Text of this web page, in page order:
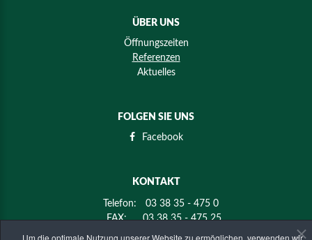
Um die optimale Nutzung unserer Website zu ermöglichen, verwenden wir
ÜBER UNS
Öffnungszeiten
Referenzen
Aktuelles
FOLGEN SIE UNS
Facebook
KONTAKT
Telefon:
03 38 35 - 475 0
FAX:
03 38 35 - 475 25